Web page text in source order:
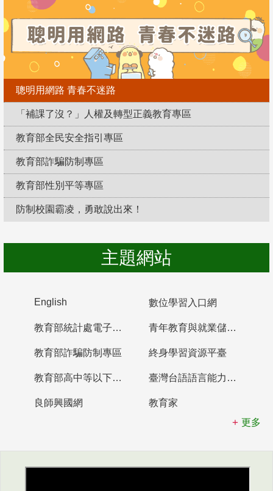
聰明用網路 青春不迷路
「補課了沒？」人權及轉型正義教育專區
教育部全民安全指引專區
教育部詐騙防制專區
教育部性別平等專區
防制校園霸凌，勇敢說出來！
主題網站
English 數位學習入口網
教育部統計處電子書櫃 青年教育與就業儲蓄帳戶
教育部詐騙防制專區 終身學習資源平臺
教育部高中等以下學校及幼兒園教師資格檢定考試 臺灣台語語言能力認證網站
良師興國網
教育家
更多